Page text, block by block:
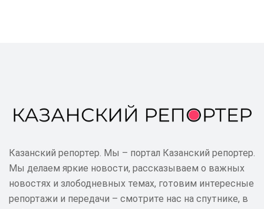
Казанский репортер. Мы – портал Казанский репортер.
Мы делаем яркие новости, рассказываем о важных
новостях и злободневных темах, готовим интересные
репортажи и передачи – смотрите нас на спутнике, в